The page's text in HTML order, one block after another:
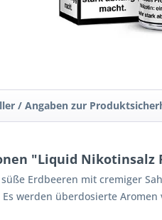
/ Angaben zur
"Liquid Nikotinsalz
süße Erdbeeren mit cremiger
werden überdosierte